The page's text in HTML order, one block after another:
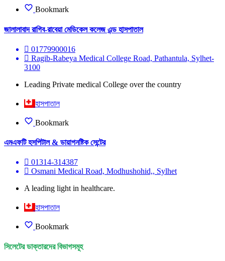
Bookmark
জালালাবাদ রাগিব-রাবেয়া মেডিকেল কলেজ এন্ড হাসপাতাল
01779900016
Ragib-Rabeya Medical College Road, Pathantula, Sylhet-
3100
Leading Private medical College over the country
হাসপাতাল
Bookmark
এমএফটি হসপিটাল & ডায়াগনষ্টিক সেন্টের
01314-314387
Osmani Medical Road, Modhushohid,, Sylhet
A leading light in healthcare.
হাসপাতাল
Bookmark
সিলেটের ডাক্তারদের বিভাগসমূহ